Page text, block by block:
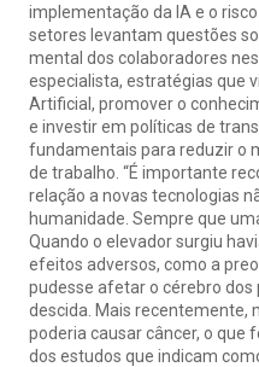
implementação da IA e o
setores levantam questões
mental dos colaboradores
especialista, estratégias que
Artificial, promover o
e investir em políticas de
fundamentais para reduzir o
de trabalho. “É importante
relação a novas tecnologias
humanidade. Sempre que
Quando o elevador surgiu
efeitos adversos, como a
pudesse afetar o cérebro dos
descida. Mais recentemente,
poderia causar câncer, o que
dos estudos que indicam